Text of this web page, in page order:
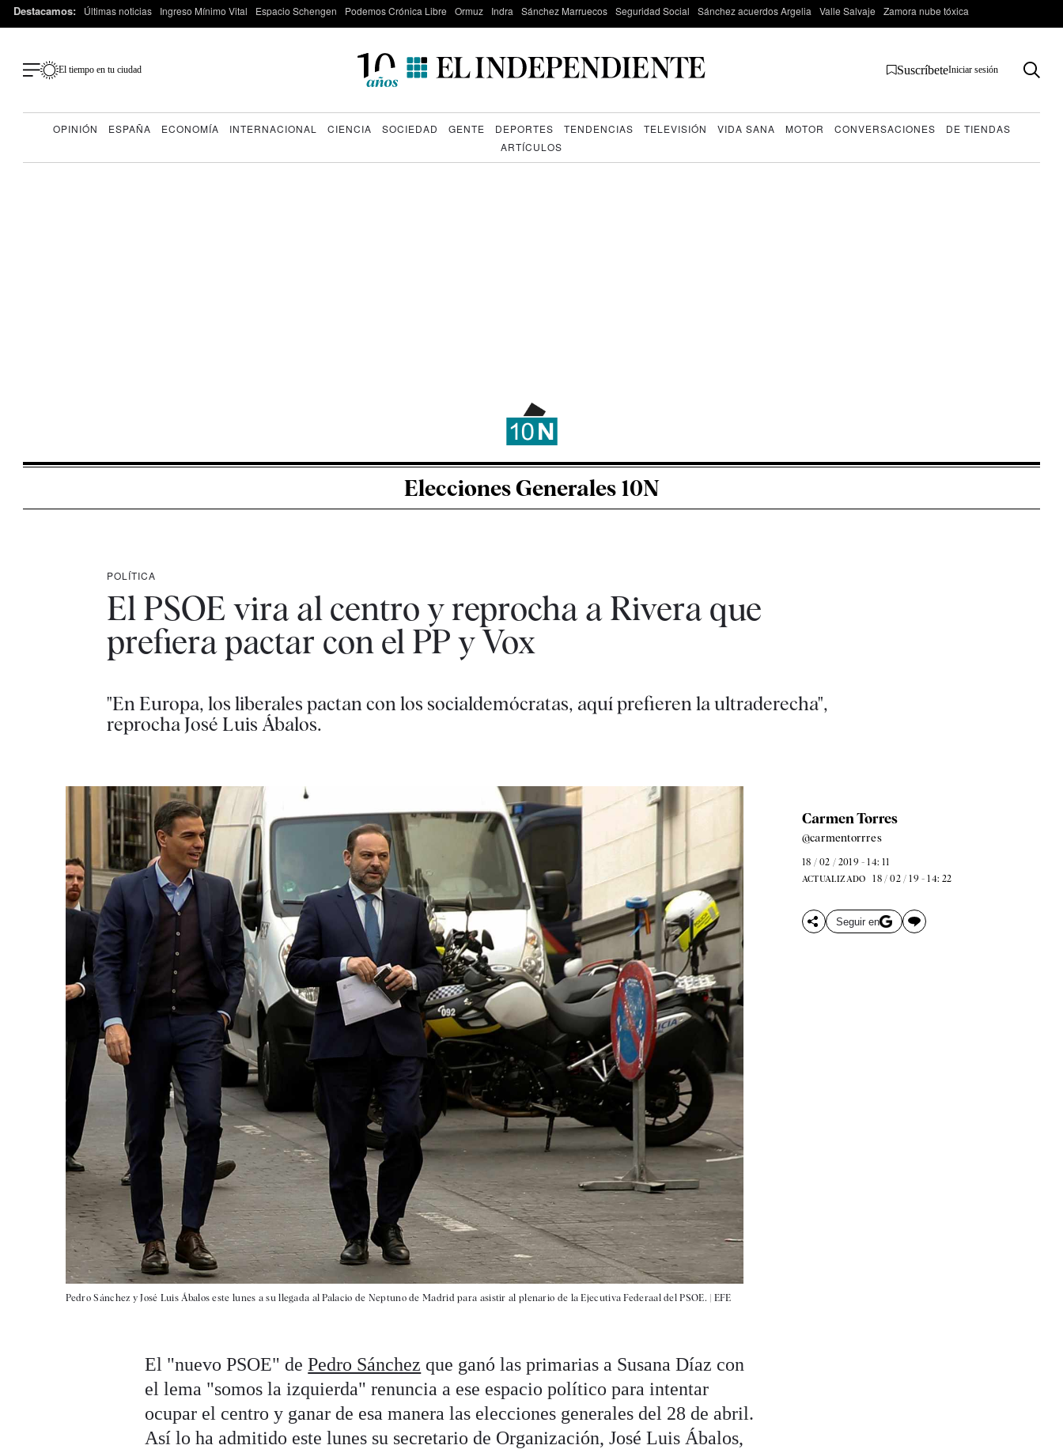
Destacamos: Últimas noticias Ingreso Mínimo Vital Espacio Schengen Podemos Crónica Libre Ormuz Indra Sánchez Marruecos Seguridad Social Sánchez acuerdos Argelia Valle Salvaje Zamora nube tóxica
El tiempo en tu ciudad SuscríbeteIniciar sesión
OPINIÓN ESPAÑA ECONOMÍA INTERNACIONAL CIENCIA SOCIEDAD GENTE DEPORTES TENDENCIAS TELEVISIÓN VIDA SANA MOTOR CONVERSACIONES
DE TIENDAS
ARTÍCULOS
Elecciones Generales 10N
POLÍTICA
El PSOE vira al centro y reprocha a Rivera que
prefiera pactar con el PP y Vox
"En Europa, los liberales pactan con los socialdemócratas, aquí prefieren la ultraderecha",
reprocha José Luis Ábalos.
Pedro Sánchez y José Luis Ábalos este lunes a su llegada al Palacio de Neptuno de Madrid para asistir al plenario de la Ejecutiva Federaal del PSOE. | EFE
Carmen Torres
@carmentorrres
18 / 02 / 2019 - 14: 11
ACTUALIZADO 18 / 02 / 19 - 14: 22
Seguir en
El "nuevo PSOE" dePedro Sánchez que ganó las primarias a Susana Díaz con
el lema "somos la izquierda" renuncia a ese espacio político para intentar
ocupar el centro y ganar de esa manera las elecciones generales del 28 de abril.
Así lo ha admitido este lunes su secretario de Organización, José Luis Ábalos,